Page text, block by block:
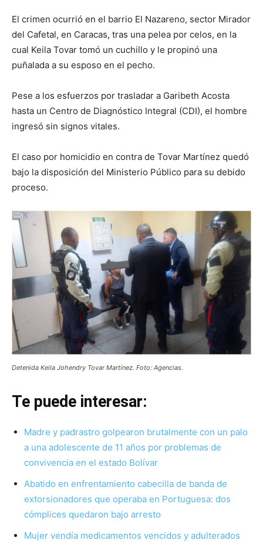
El crimen ocurrió en el barrio El Nazareno, sector Mirador
del Cafetal, en Caracas, tras una pelea por celos, en la
cual Keila Tovar tomó un cuchillo y le propinó una
puñalada a su esposo en el pecho.
Pese a los esfuerzos por trasladar a Garibeth Acosta
hasta un Centro de Diagnóstico Integral (CDI), el hombre
ingresó sin signos vitales.
El caso por homicidio en contra de Tovar Martínez quedó
bajo la disposición del Ministerio Público para su debido
proceso.
Detenida Keila Johendry Tovar Martínez. Foto: Agencias.
Te puede interesar:
Madre y padrastro golpearon brutalmente con un palo
a una adolescente de 11 años por problemas de
convivencia en el estado Bolívar
Abatido en enfrentamiento cabecilla de banda de
extorsionadores que operaba en Portuguesa: dos
cómplices quedaron bajo arresto
Mujer vendía medicamentos vencidos y adulterados